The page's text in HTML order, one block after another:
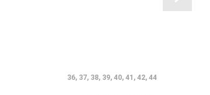
36, 37, 38, 39, 40, 41, 42, 44